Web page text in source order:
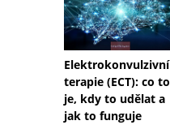
Elektrokonvulzivní
terapie (ECT): co to
je, kdy to udělat a
jak to funguje